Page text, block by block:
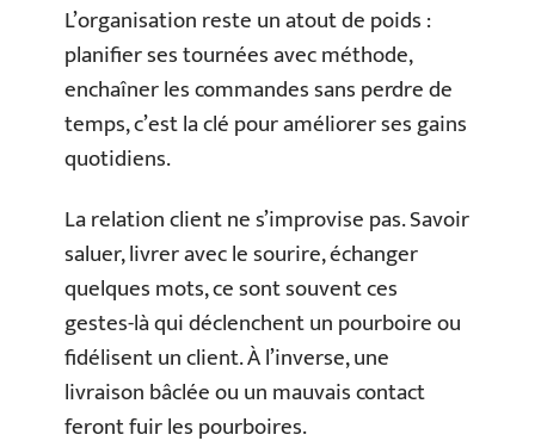
L’organisation reste un atout de poids :
planifier ses tournées avec méthode,
enchaîner les commandes sans perdre de
temps, c’est la clé pour améliorer ses gains
quotidiens.
La relation client ne s’improvise pas. Savoir
saluer, livrer avec le sourire, échanger
quelques mots, ce sont souvent ces
gestes-là qui déclenchent un pourboire ou
fidélisent un client. À l’inverse, une
livraison bâclée ou un mauvais contact
feront fuir les pourboires.